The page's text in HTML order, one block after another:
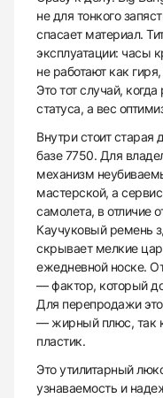
не для тонкого
спасает материал.
эксплуатации: часы
не работают как
Это тот случай,
статуса, а вес
Внутри стоит
базе 7750. Для
механизм
мастерской, а
самолета, в отличие
Каучуковый ремень
скрывает мелкие
ежедневной носке.
— фактор, который
Для перепродажи
— жирный плюс, так
пластик.
Это утилитарный
узнаваемость и